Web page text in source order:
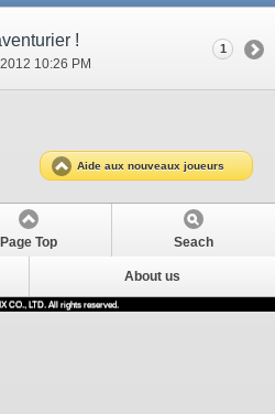
!
2012 10:26 PM
1
Aide aux nouveaux joueurs
Page Top Seach
About us
CO., LTD. All rights reserved.